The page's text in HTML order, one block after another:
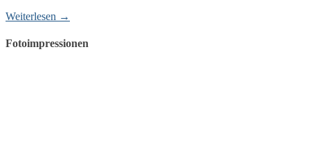
Weiterlesen →
Fotoimpressionen